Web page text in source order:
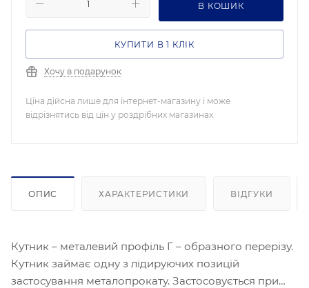
В КОШИК
КУПИТИ В 1 КЛІК
Хочу в подарунок
Ціна дійсна лише для інтернет-магазину і може
відрізнятись від цін у роздрібних магазинах.
ОПИС ХАРАКТЕРИСТИКИ ВІДГУКИ
Кутник – металевий профіль Г – образного перерізу.
Кутник займає одну з лідируючих позицій
застосування металопрокату. Застосовується при